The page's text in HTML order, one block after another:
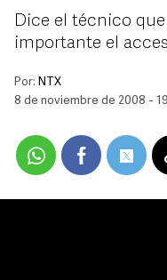
Dice el técnico
importante el
Por: NTX
8 de noviembre de 2008 -